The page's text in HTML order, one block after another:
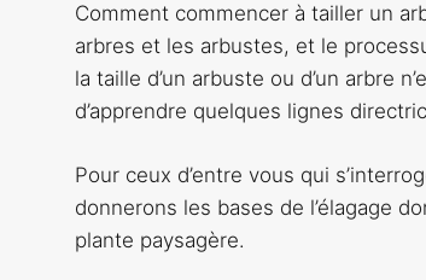
Comment commencer à tailler un
arbres et les arbustes, et le
la taille d’un arbuste ou d’un arbre
d’apprendre quelques lignes
Pour ceux d’entre vous qui
donnerons les bases de l’élagage
plante paysagère.